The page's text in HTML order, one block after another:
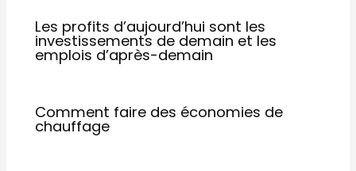
Les profits d’aujourd’​hui sont les
investissements de demain et les
emplois d’après-de​main
Comment faire des économies de
chauffage